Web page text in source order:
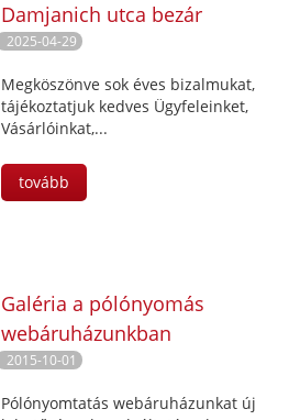
Damjanich utca bezár
2025-04-29
Megköszönve sok éves bizalmukat,
tájékoztatjuk kedves Ügyfeleinket,
Vásárlóinkat,...
tovább
Galéria a pólónyomás
webáruházunkban
2015-10-01
Pólónyomtatás webáruházunkat új